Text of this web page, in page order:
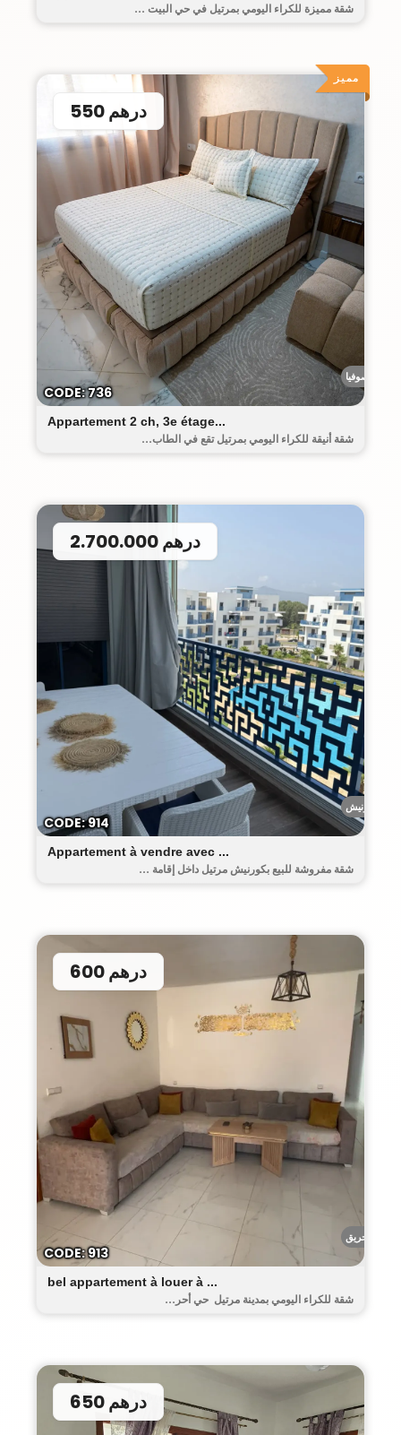
شقة مميزة للكراء اليومي بمرتيل في حي البيت ...
مميز
رياض صوفيا
Appartement 2 ch, 3e étage...
550 درهم
شقة أنيقة للكراء اليومي بمرتيل تقع في الطاب...
CODE: 736
الكورنيش
Appartement à vendre avec ...
2.700.000 درهم
شقة مفروشة للبيع بكورنيش مرتيل داخل إقامة ...
CODE: 914
أحريق
bel appartement à louer à ...
600 درهم
شقة للكراء اليومي بمدينة مرتيل حي أحر...
CODE: 913
650 درهم